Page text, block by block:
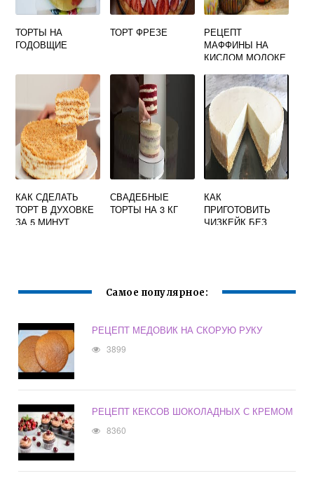
ТОРТЫ НА
ГОДОВЩИЕ
ТОРТ ФРЕЗЕ
РЕЦЕПТ
МАФФИНЫ НА
КИСЛОМ МОЛОКЕ
КАК СДЕЛАТЬ
ТОРТ В ДУХОВКЕ
ЗА 5 МИНУТ
СВАДЕБНЫЕ
ТОРТЫ НА 3 КГ
КАК
ПРИГОТОВИТЬ
ЧИЗКЕЙК БЕЗ
Самое популярное:
РЕЦЕПТ МЕДОВИК НА СКОРУЮ РУКУ
3899
РЕЦЕПТ КЕКСОВ ШОКОЛАДНЫХ С КРЕМОМ
8360